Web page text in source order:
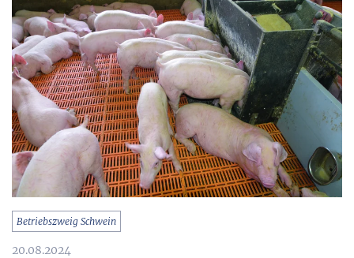
Betriebszweig Schwein
20.08.2024